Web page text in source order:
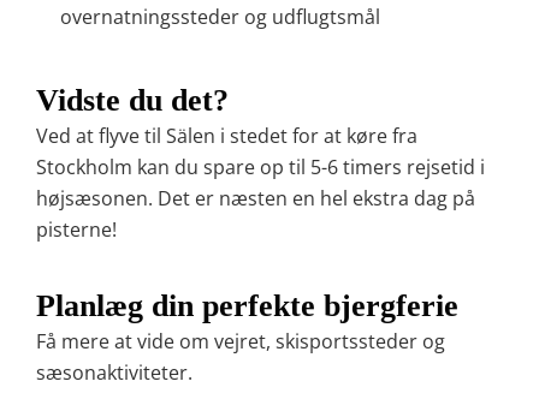
overnatningssteder og udflugtsmål
Vidste du det?
Ved at flyve til Sälen i stedet for at køre fra
Stockholm kan du spare op til 5-6 timers rejsetid i
højsæsonen. Det er næsten en hel ekstra dag på
pisterne!
Planlæg din perfekte bjergferie
Få mere at vide om vejret, skisportssteder og
sæsonaktiviteter.